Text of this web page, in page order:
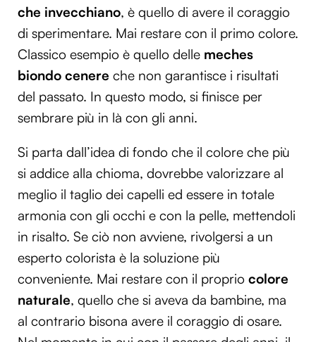
che invecchiano, è quello di avere il coraggio
di sperimentare. Mai restare con il primo colore.
Classico esempio è quello delle meches
biondo cenere che non garantisce i risultati
del passato. In questo modo, si finisce per
sembrare più in là con gli anni.
Si parta dall’idea di fondo che il colore che più
si addice alla chioma, dovrebbe valorizzare al
meglio il taglio dei capelli ed essere in totale
armonia con gli occhi e con la pelle, mettendoli
in risalto. Se ciò non avviene, rivolgersi a un
esperto colorista è la soluzione più
conveniente. Mai restare con il proprio colore
naturale, quello che si aveva da bambine, ma
al contrario bisona avere il coraggio di osare.